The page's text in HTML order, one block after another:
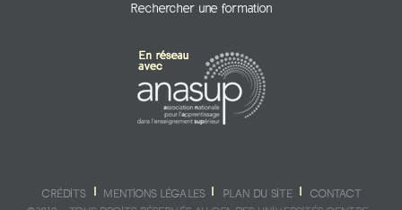
Rechercher une formation
CRÉDITS MENTIONS LÉGALES PLAN DU SITE
CONTACT